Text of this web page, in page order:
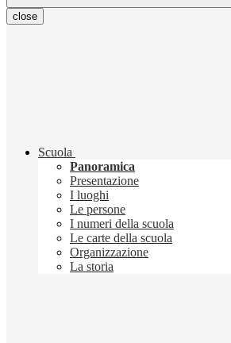
close
Scuola
Panoramica
Presentazione
I luoghi
Le persone
I numeri della scuola
Le carte della scuola
Organizzazione
La storia